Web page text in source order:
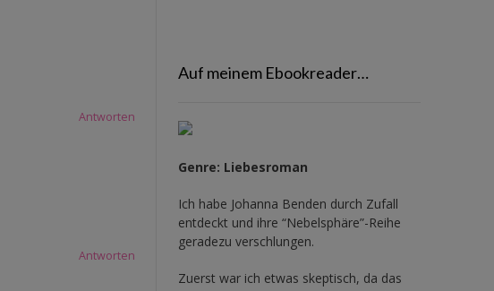
Antworten
Antworten
Auf meinem Ebookreader…
Genre: Liebesroman
Ich habe Johanna Benden durch Zufall
entdeckt und ihre “Nebelsphäre”-Reihe
geradezu verschlungen.
Zuerst war ich etwas skeptisch, da das